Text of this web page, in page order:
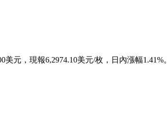
元，現報6,2974.10美元/枚，日內漲幅1.41%。